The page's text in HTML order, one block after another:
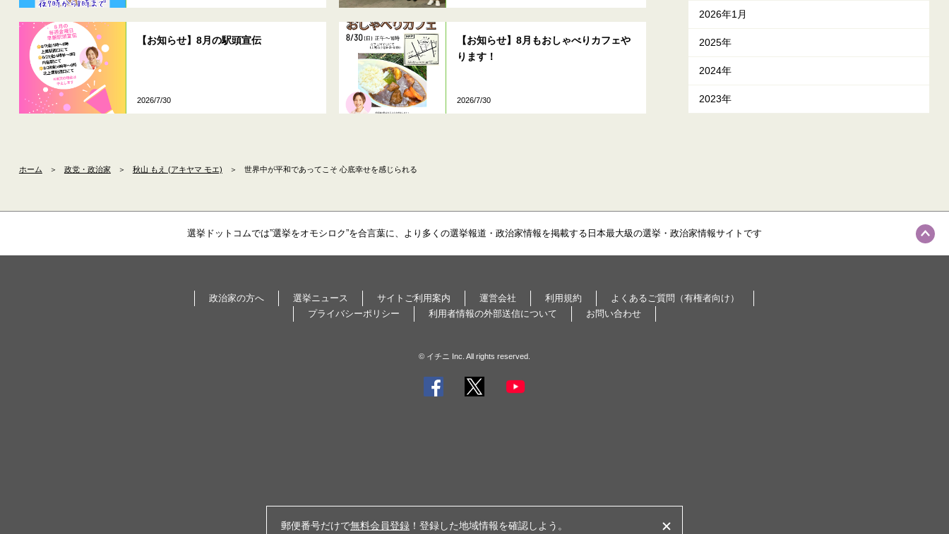
【お知らせ】8月の駅頭宣伝
2026/7/30
【お知らせ】8月もおしゃべりカフェや
ります！
2026/7/30
2026年1月
2025年
2024年
2023年
ホーム ＞ 政党・政治家 ＞ 秋山 もえ (アキヤマ モエ) ＞ 世界中が平和であってこそ 心底幸せを感じられる
選挙ドットコムでは”選挙をオモシロク”を合言葉に、より多くの選挙報道・政治家情報を掲載する日本最大級の選挙・政治家情報サイトです
政治家の方へ 選挙ニュース サイトご利用案内 運営会社 利用規約
よくあるご質問（有権者向け）
プライバシーポリシー
利用者情報の外部送信について お問い合わせ
© イチニ Inc. All rights reserved.
郵便番号だけで無料会員登録 ！登録した地域情報を確認しよう。